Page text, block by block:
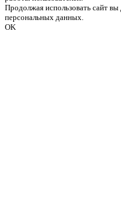
Продолжая использовать сайт вы
персональных данных.
OK